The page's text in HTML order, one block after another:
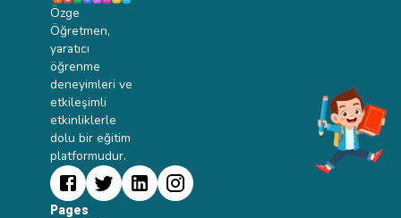
Özge
Öğretmen,
yaratıcı
öğrenme
deneyimleri ve
etkileşimli
etkinliklerle
dolu bir eğitim
platformudur.
Pages